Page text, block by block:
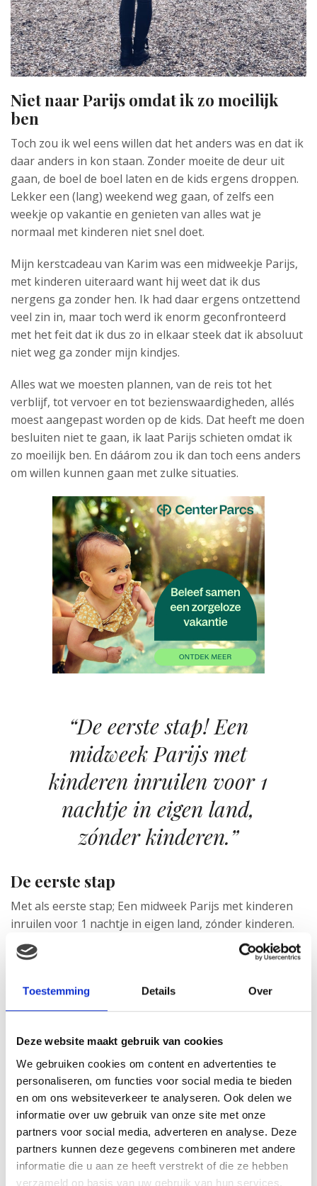
Toestemming Details Over
Deze website maakt gebruik van cookies
We gebruiken cookies om content en advertenties te
personaliseren, om functies voor social media te bieden
en om ons websiteverkeer te analyseren. Ook delen we
informatie over uw gebruik van onze site met onze
partners voor social media, adverteren en analyse. Deze
partners kunnen deze gegevens combineren met andere
informatie die u aan ze heeft verstrekt of die ze hebben
verzameld op basis van uw gebruik van hun services.
Niet naar Parijs omdat ik zo moeilijk
ben
Toch zou ik wel eens willen dat het anders was en dat ik
daar anders in kon staan. Zonder moeite de deur uit
gaan, de boel de boel laten en de kids ergens droppen.
Lekker een (lang) weekend weg gaan, of zelfs een
weekje op vakantie en genieten van alles wat je
normaal met kinderen niet snel doet.
Mijn kerstcadeau van Karim was een midweekje Parijs,
met kinderen uiteraard want hij weet dat ik dus
nergens ga zonder hen. Ik had daar ergens ontzettend
veel zin in, maar toch werd ik enorm geconfronteerd
met het feit dat ik dus zo in elkaar steek dat ik absoluut
niet weg ga zonder mijn kindjes.
Alles wat we moesten plannen, van de reis tot het
verblijf, tot vervoer en tot bezienswaardigheden, allés
moest aangepast worden op de kids. Dat heeft me doen
besluiten niet te gaan, ik laat Parijs schieten omdat ik
zo moeilijk ben. En dáárom zou ik dan toch eens anders
om willen kunnen gaan met zulke situaties.
“De eerste stap! Een
midweek Parijs met
kinderen inruilen voor 1
nachtje in eigen land,
zónder kinderen.”
De eerste stap
Met als eerste stap; Een midweek Parijs met kinderen
inruilen voor 1 nachtje in eigen land, zónder kinderen.
Geloof me this is big happening voor mij. Ik ben zó
zenuwachtig. We hebben een hotelletje geboekt en we
van elkaar.
aantrekken wat niet ondergekotst is, kleding
aantrekken waar ik geen borstvoeding in hoef te
geven, shoppen voor onszelf en niet voor de kids.
Shoppen zonder je zorgen te maken of je kinderen hun
snot niet aan de kleding smeren, ergens ontbijten,
ergens lunchen, ergens dineren en zolang blijven zitten
als we willen. En last but not least; Cocktails.